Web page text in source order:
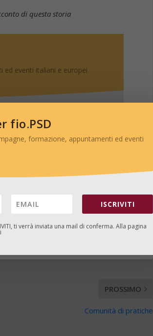
di questa storia
ed eventi italiani e europei
ISCRIVITI
Alla pagina
PROSSIMO
Comunità di pratiche
fio.PSD
formazione, appuntamenti ed eventi
ISCRIVITI
, ti verrà inviata una mail di conferma. Alla pagina